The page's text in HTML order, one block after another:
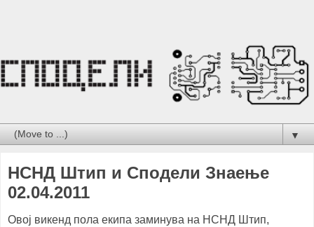
▼
НСНД Штип и Сподели Знаење
02.04.2011
Овој викенд пола екипа заминува на НСНД Штип,